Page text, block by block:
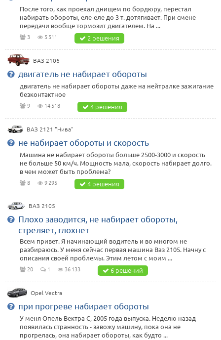
После того, как проехал днищем по бордюру, перестал
набирать обороты, еле-еле до 3 т. дотягивает. При смене
передачи вообще тормозит двигателем. На ...
3 5 511 2 решения
ВАЗ 2106
двигатель не набирает обороты
двигатель не набирает обороты даже на нейтралке зажигание
безконтактное
9 14 518 4 решения
ВАЗ 2121 "Нива"
не набирает обороты и скорость
Машина не набирает обороты больше 2500-3000 и скорость
не больше 50 км/ч. Мощность мала, скорость набирает долго.
в чем может быть проблема?
8 9 295 4 решения
ВАЗ 2105
Плохо заводится, не набирает обороты,
стреляет, глохнет
Всем привет. Я начинающий водитель и во многом не
разбираюсь. У меня сейчас первая машина Ваз 2105. Начну с
описания своей проблемы. Этим летом с моим ...
20 1 36 133 6 решений
Opel Vectra
при прогреве набирает обороты
У меня Опель Вектра С, 2005 года выпуска. Неделю назад
появилась странность - завожу машину, пока она не
прогрелась, она набирает обороты, как будто ...